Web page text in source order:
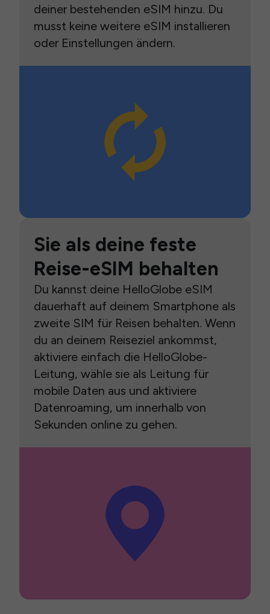
deiner bestehenden eSIM hinzu. Du
musst keine weitere eSIM installieren
oder Einstellungen ändern.
Sie als deine feste
Reise-eSIM behalten
Du kannst deine HelloGlobe eSIM
dauerhaft auf deinem Smartphone als
zweite SIM für Reisen behalten. Wenn
du an deinem Reiseziel ankommst,
aktiviere einfach die HelloGlobe-
Leitung, wähle sie als Leitung für
mobile Daten aus und aktiviere
Datenroaming, um innerhalb von
Sekunden online zu gehen.